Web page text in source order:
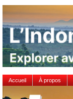
Accueil À propos